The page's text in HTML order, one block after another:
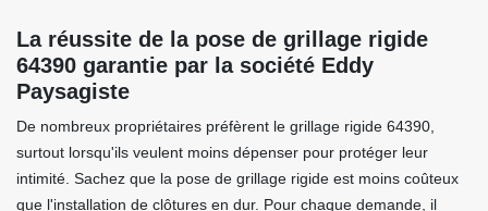
La réussite de la pose de grillage rigide
64390 garantie par la société Eddy
Paysagiste
De nombreux propriétaires préfèrent le grillage rigide 64390,
surtout lorsqu'ils veulent moins dépenser pour protéger leur
intimité. Sachez que la pose de grillage rigide est moins coûteux
que l'installation de clôtures en dur. Pour chaque demande, il